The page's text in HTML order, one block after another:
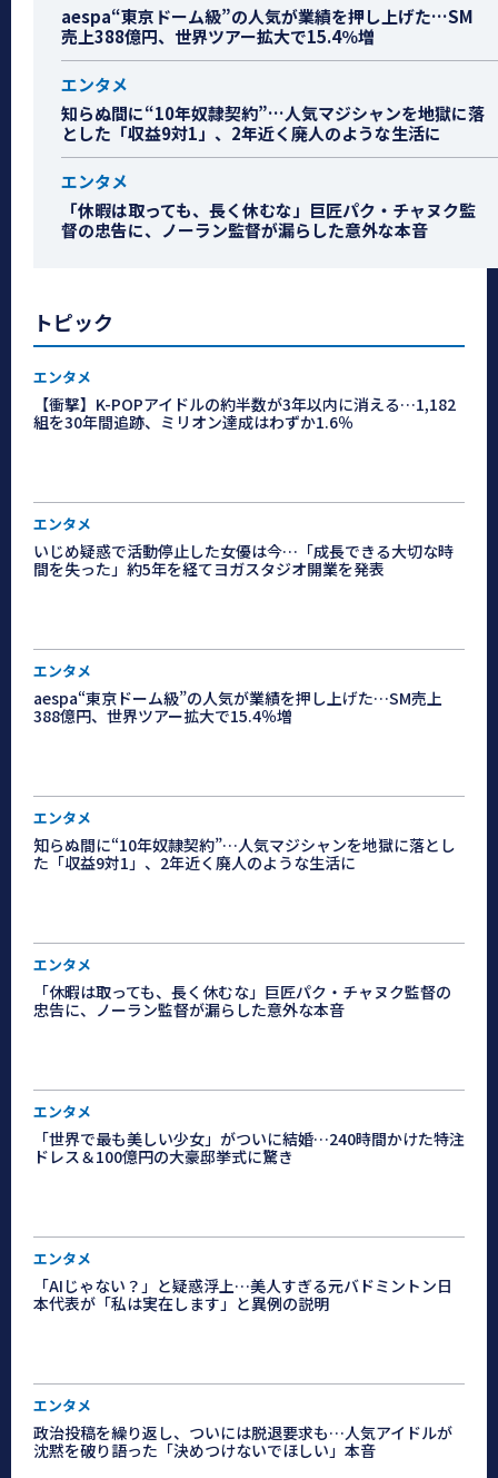
aespa“東京ドーム級”の人気が業績を押し上げた…SM
売上388億円、世界ツアー拡大で15.4％増
エンタメ
知らぬ間に“10年奴隷契約”…人気マジシャンを地獄に落
とした「収益9対1」、2年近く廃人のような生活に
エンタメ
「休暇は取っても、長く休むな」巨匠パク・チャヌク監
督の忠告に、ノーラン監督が漏らした意外な本音
トピック
エンタメ
【衝撃】K-POPアイドルの約半数が3年以内に消える…1,182
組を30年間追跡、ミリオン達成はわずか1.6％
エンタメ
いじめ疑惑で活動停止した女優は今…「成長できる大切な時
間を失った」約5年を経てヨガスタジオ開業を発表
エンタメ
aespa“東京ドーム級”の人気が業績を押し上げた…SM売上
388億円、世界ツアー拡大で15.4％増
エンタメ
知らぬ間に“10年奴隷契約”…人気マジシャンを地獄に落とし
た「収益9対1」、2年近く廃人のような生活に
エンタメ
「休暇は取っても、長く休むな」巨匠パク・チャヌク監督の
忠告に、ノーラン監督が漏らした意外な本音
エンタメ
「世界で最も美しい少女」がついに結婚…240時間かけた特注
ドレス＆100億円の大豪邸挙式に驚き
エンタメ
「AIじゃない？」と疑惑浮上…美人すぎる元バドミントン日
本代表が「私は実在します」と異例の説明
エンタメ
政治投稿を繰り返し、ついには脱退要求も…人気アイドルが
沈黙を破り語った「決めつけないでほしい」本音